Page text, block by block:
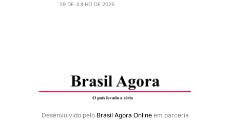
29 DE JULHO DE 2026
Desenvolvido pelo Brasil Agora Onlineem parceria